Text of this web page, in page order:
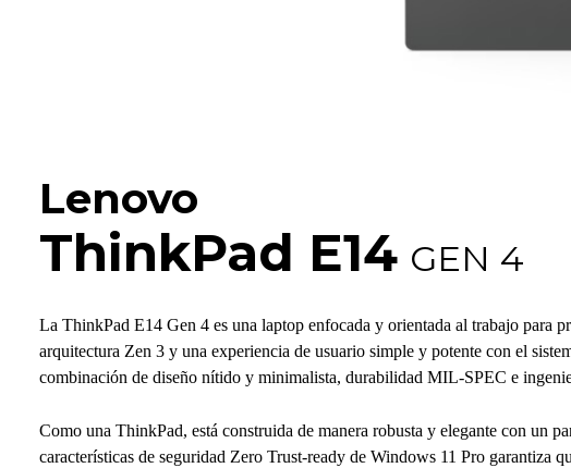
Lenovo
ThinkPad E14 GEN 4
La ThinkPad E14 Gen 4 es una laptop enfocada y orientada al trabajo para
arquitectura Zen 3 y una experiencia de usuario simple y potente con el
combinación de diseño nítido y minimalista, durabilidad MIL-SPEC e
Como una ThinkPad, está construida de manera robusta y elegante con un
características de seguridad Zero Trust-ready de Windows 11 Pro garantiza